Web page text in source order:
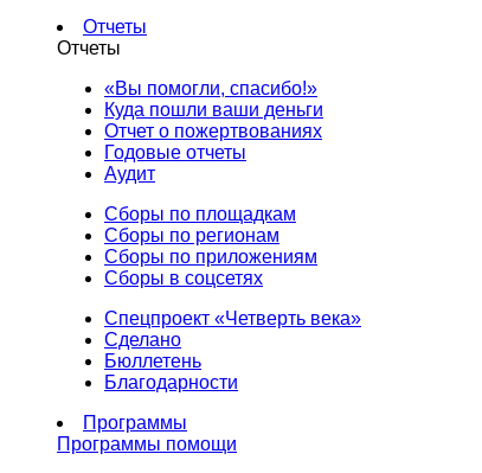
Отчеты
Отчеты
«Вы помогли, спасибо!»
Куда пошли ваши деньги
Отчет о пожертвованиях
Годовые отчеты
Аудит
Сборы по площадкам
Сборы по регионам
Сборы по приложениям
Сборы в соцсетях
Спецпроект «Четверть века»
Сделано
Бюллетень
Благодарности
Программы
Программы помощи